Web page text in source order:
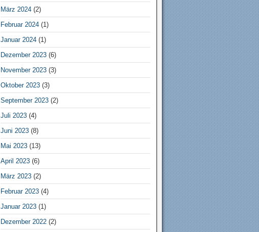
März 2024(2)
Februar 2024(1)
Januar 2024(1)
Dezember 2023(6)
November 2023(3)
Oktober 2023(3)
September 2023(2)
Juli 2023(4)
Juni 2023(8)
Mai 2023(13)
April 2023(6)
März 2023(2)
Februar 2023(4)
Januar 2023(1)
Dezember 2022(2)